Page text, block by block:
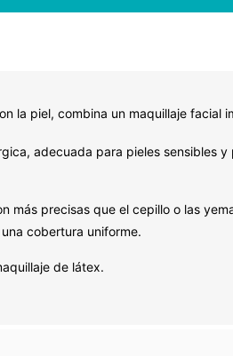
la piel, combina un maquillaje facial
adecuada para pieles sensibles
más precisas que el cepillo o las
cobertura uniforme.
de látex.